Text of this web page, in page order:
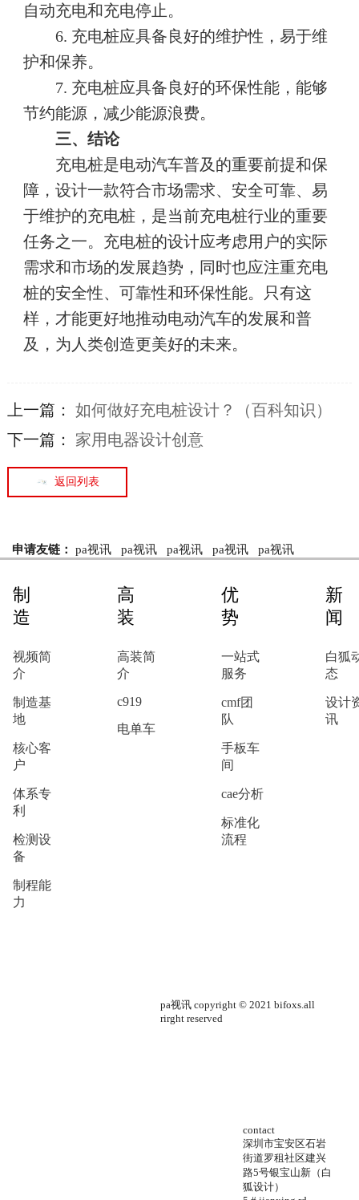
自动充电和充电停止。
6. 充电桩应具备良好的维护性，易于维
护和保养。
7. 充电桩应具备良好的环保性能，能够
节约能源，减少能源浪费。
三、结论
充电桩是电动汽车普及的重要前提和保
障，设计一款符合市场需求、安全可靠、易
于维护的充电桩，是当前充电桩行业的重要
任务之一。充电桩的设计应考虑用户的实际
需求和市场的发展趋势，同时也应注重充电
桩的安全性、可靠性和环保性能。只有这
样，才能更好地推动电动汽车的发展和普
及，为人类创造更美好的未来。
上一篇： 如何做好充电桩设计？（百科知识）
下一篇： ​家用电器设计创意
返回列表
申请友链： pa视讯 pa视讯 pa视讯 pa视讯 pa视讯
制
造
视频简
介
制造基
地
核心客
户
体系专
利
检测设
备
制程能
力
高
装
高装简
介
c919
电单车
优
势
一站式
服务
cmf团
队
手板车
间
cae分析
标准化
流程
新
闻
白狐
态
设计
讯
pa视讯 copyright © 2021 bifoxs.all
rirght reserved
contact
深圳市宝安区石岩
街道罗租社区建兴
路5号银宝山新（白
狐设计）